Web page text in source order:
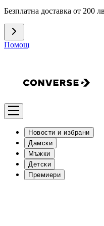
Безплатна доставка от 200
Помощ
Новости и избрани
Дамски
Мъжки
Детски
Премиери